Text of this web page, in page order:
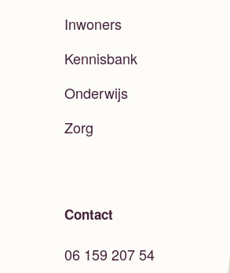
Inwoners
Kennisbank
Onderwijs
Zorg
Contact
06 159 207 54